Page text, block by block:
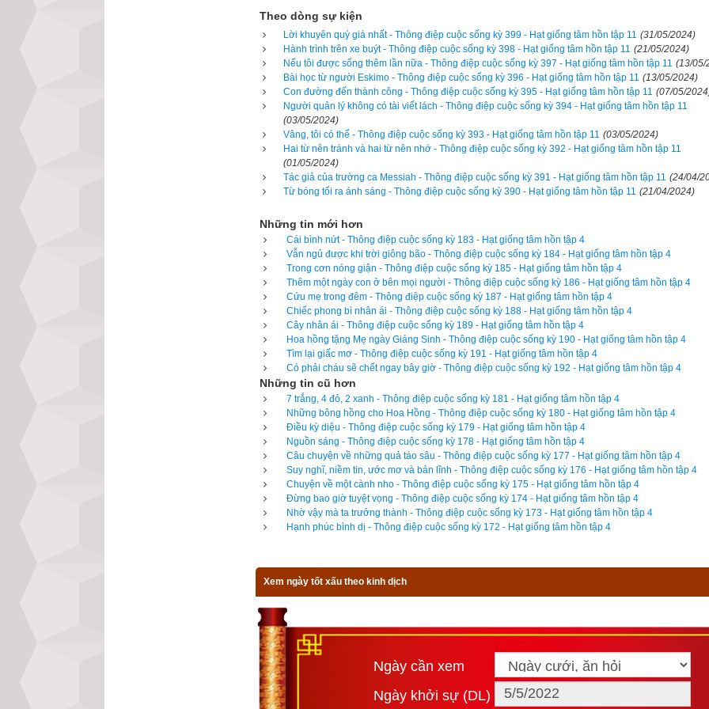
xiếc?. Chứng kiến tất cả những gì xảy ra, cha tôi lặng lẽ lấy từ trong túi ra tờ 20 đô
Sau đó, ông cúi xuống nhặt lên và vỗ vai người đàn ông, nói rất tự nhiên: "Xin lỗi,
rơi ra từ túi ông".
Người đàn ông ngay lập tức hiểu ra. Ông không cầu xin của bố thí nhưng rõ ràng ông
sự giúp đỡ trong một tình huống ngặt nghèo. Bối rối trong giây lát, ông ấy nhìn
chụp lấy tay cha bằng cả hai bàn tay, một giọt nước mắt rơi lặng lẽ xuống má, đôi
cách khó khăn: "Cảm ơn, cảm ơn ông rất nhiều. Điều này thật sự ý nghĩa với gia
khi nhìn cả gia đình người đàn ông khuất sau cánh cổng rạp xiếc, tôi và cha đón xe
giản bải vì số tiền còn lại trong túi cha không đủ để mua vé cho hai cha con. Thật sự
chẳng dư dả gì! Nhưng tôi không hề giận cha. Những gì cha đã làm lúc đó đáng
xem xiếc
Để đọc online trọn bộ Sách Hạt giống tâm hồn kích vào đây. Hãy ủng hộ website bằng
vạn niên trên xemvm.com. Lịch vạn niên của chúng tôi không chỉ có các tính năng
dương sang lịch âm,
lịch can chi, lịch tiết khí , xem ngày giờ Hoàng Đạo – Hắc Đạo
Ngọc hạp thông thư, xem ngày theo nhị thập bát tú mà còn có nhiều tính năng nâng
ngày xung khắc với tuổi xem ngày theo Kinh Kim Phù, Xem ngày theo Lục Diệu,
Công tuyển nhật (12 trực), Bành Tổ kỵ nhật, xem ngày xuất hành theo Khổng Minh
hành, xem giờ tốt theo Lý Thuần Phong
được độc giả bình chọn là phần mềm lịch vạn niên số 1 hiện nay. Phiên bản lịch
toàn mới của chúng tôi không những giao diện đẹp, dễ sử dụng mà còn luận giải
từng mục giúp độc giả dễ dàng lựa chọn được ngày tốt, giờ đẹp để khởi sự công
để cảm nhận sự khác biệt so với các phần mềm lịch vạn sự khác.
Ngày cần xem
Ngày khởi sự (DL)
Giờ khởi sự
Theo dòng sự kiện
Lời khuyên quý giá nhất - Thông điệp cuộc sống kỳ 399 - Hạt giống tâm hồn tập 11 (31/05/2024)
Hành trình trên xe buýt - Thông điệp cuộc sống kỳ 398 - Hạt giống tâm hồn tập 11 (21/05/2024)
Nếu tôi được sống thêm lần nữa - Thông điệp cuộc sống kỳ 397 - Hạt giống tâm hồn tập 11 (13/05/
Bài học từ người Eskimo - Thông điệp cuộc sống kỳ 396 - Hạt giống tâm hồn tập 11 (13/05/2024)
Con đường đến thành công - Thông điệp cuộc sống kỳ 395 - Hạt giống tâm hồn tập 11 (07/05/
Người quản lý không có tài viết lách - Thông điệp cuộc sống kỳ 394 - Hạt giống tâm hồn tập 11
(03/05/2024)
Vâng, tôi có thể - Thông điệp cuộc sống kỳ 393 - Hạt giống tâm hồn tập 11 (03/05/2024)
Hai từ nên tránh và hai từ nên nhớ - Thông điệp cuộc sống kỳ 392 - Hạt giống tâm hồn tập 11
(01/05/2024)
Tác giả của trường ca Messiah - Thông điệp cuộc sống kỳ 391 - Hạt giống tâm hồn tập 11 (24/04/
Từ bóng tối ra ánh sáng - Thông điệp cuộc sống kỳ 390 - Hạt giống tâm hồn tập 11 (21/04/2024)
Những tin mới hơn
Cái bình nứt - Thông điệp cuộc sống kỳ 183 - Hạt giống tâm hồn tập 4
Vẫn ngủ được khi trời giông bão - Thông điệp cuộc sống kỳ 184 - Hạt giống tâm hồn tập 4
Trong cơn nóng giận - Thông điệp cuộc sống kỳ 185 - Hạt giống tâm hồn tập 4
Thêm một ngày con ở bên mọi người - Thông điệp cuộc sống kỳ 186 - Hạt giống tâm hồn tập 4
Cứu mẹ trong đêm - Thông điệp cuộc sống kỳ 187 - Hạt giống tâm hồn tập 4
Chiếc phong bì nhân ái - Thông điệp cuộc sống kỳ 188 - Hạt giống tâm hồn tập 4
Cây nhân ái - Thông điệp cuộc sống kỳ 189 - Hạt giống tâm hồn tập 4
Hoa hồng tặng Mẹ ngày Giáng Sinh - Thông điệp cuộc sống kỳ 190 - Hạt giống tâm hồn tập 4
Tìm lại giấc mơ - Thông điệp cuộc sống kỳ 191 - Hạt giống tâm hồn tập 4
Có phải cháu sẽ chết ngay bây giờ - Thông điệp cuộc sống kỳ 192 - Hạt giống tâm hồn tập 4
Những tin cũ hơn
7 trắng, 4 đỏ, 2 xanh - Thông điệp cuộc sống kỳ 181 - Hạt giống tâm hồn tập 4
Những bông hồng cho Hoa Hồng - Thông điệp cuộc sống kỳ 180 - Hạt giống tâm hồn tập 4
Điều kỳ diệu - Thông điệp cuộc sống kỳ 179 - Hạt giống tâm hồn tập 4
Nguồn sáng - Thông điệp cuộc sống kỳ 178 - Hạt giống tâm hồn tập 4
Câu chuyện về những quả táo sâu - Thông điệp cuộc sống kỳ 177 - Hạt giống tâm hồn tập 4
Suy nghĩ, niềm tin, ước mơ và bản lĩnh - Thông điệp cuộc sống kỳ 176 - Hạt giống tâm hồn tập 4
Chuyện về một cành nho - Thông điệp cuộc sống kỳ 175 - Hạt giống tâm hồn tập 4
Đừng bao giờ tuyệt vọng - Thông điệp cuộc sống kỳ 174 - Hạt giống tâm hồn tập 4
Nhờ vậy mà ta trưởng thành - Thông điệp cuộc sống kỳ 173 - Hạt giống tâm hồn tập 4
Hạnh phúc bình dị - Thông điệp cuộc sống kỳ 172 - Hạt giống tâm hồn tập 4
Xem ngày tốt xấu theo kinh dịch
Ngày cần xem
Ngày khởi sự (DL)